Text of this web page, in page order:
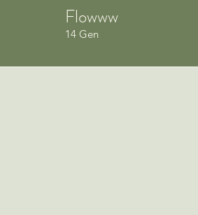
Flowww
14 Gen